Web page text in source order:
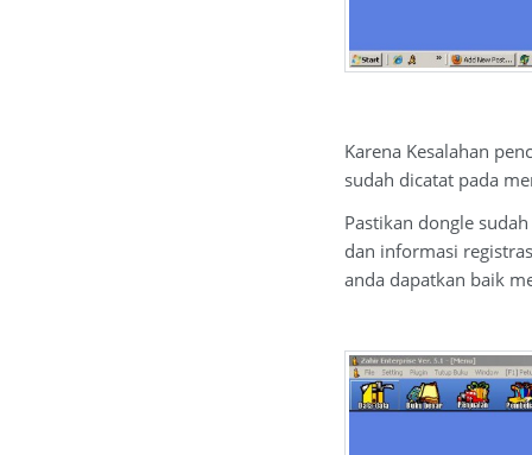
Karena Kesalahan
sudah dicatat pada
Pastikan dongle
dan informasi
anda dapatkan baik